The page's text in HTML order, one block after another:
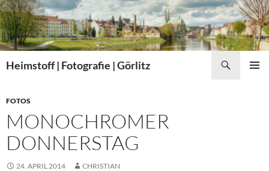
Zum
Inhalt
springen
Heimstoff | Fotografie | Görlitz
FOTOS
MONOCHROMER
DONNERSTAG
24. APRIL 2014 CHRISTIAN